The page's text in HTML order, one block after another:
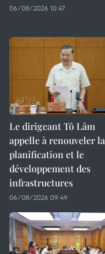
06/08/2026 10:47
Le dirigeant Tô Lâm
appelle à renouveler la
planification et le
développement des
infrastructures
06/08/2026 09:49